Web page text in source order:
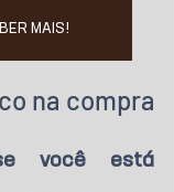
MAIS!
na compra
você está